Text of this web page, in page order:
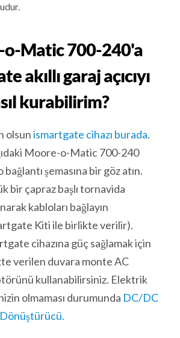
Matic 700-240'a
akıllı garaj açıcıyı
kurabilirim?
olsunismartgate cihazı burada.
Moore-o-Matic 700-240
bağlantı şemasına bir göz atın.
bir çapraz başlı tornavida
kabloları bağlayın
Kiti ile birlikte verilir).
cihazına güç sağlamak için
verilen duvara monte AC
kullanabilirsiniz. Elektrik
olmaması durumunda DC/DC